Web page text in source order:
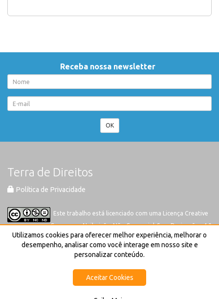
Receba nossa newsletter
OK
Terra de Direitos
Política de Privacidade
Este trabalho está licenciado com uma Licença Creative
Commons-Atribuição-Não Comercial-Sem Derivações 4.0
Internacional
Utilizamos cookies para oferecer melhor experiência, melhorar o
desempenho, analisar como você interage em nosso site e
personalizar conteúdo.
Aceitar Cookies